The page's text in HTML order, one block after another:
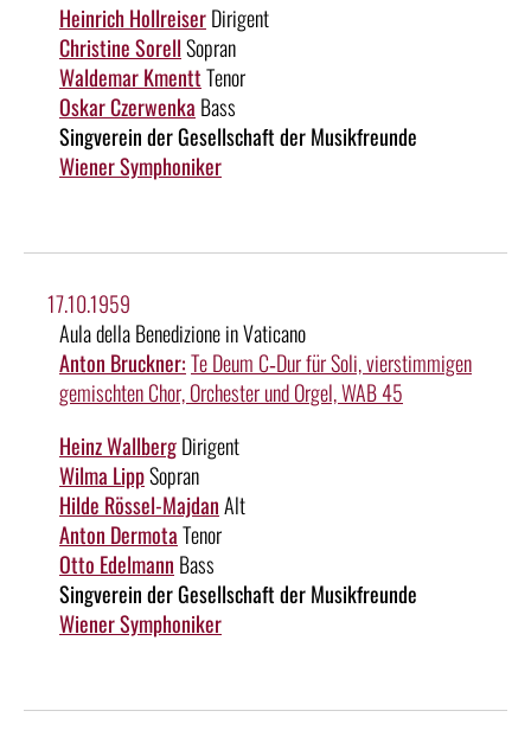
Heinrich HollreiserDirigent
Christine SorellSopran
Waldemar KmenttTenor
Oskar Czerwenka Bass
Singverein der Gesellschaft der Musikfreunde
Wiener Symphoniker
17.10.1959
Aula della Benedizione in Vaticano
Anton Bruckner:Te Deum C‑Dur für Soli, vierstimmigen
gemischten Chor, Orchester und Orgel, WAB 45
Heinz WallbergDirigent
Wilma LippSopran
Hilde Rössel-MajdanAlt
Anton DermotaTenor
Otto Edelmann Bass
Singverein der Gesellschaft der Musikfreunde
Wiener Symphoniker